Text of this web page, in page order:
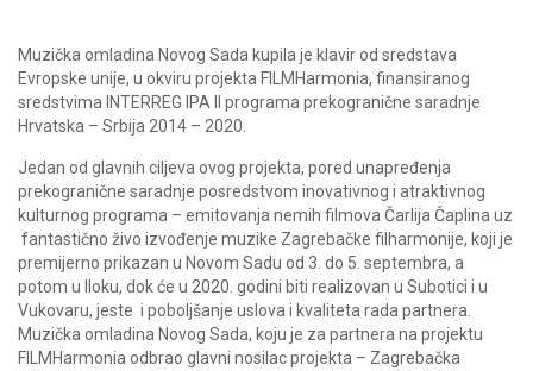
Muzička omladina Novog Sada kupila je klavir od sredstava
Evropske unije, u okviru projekta FILMHarmonia, finansiranog
sredstvima INTERREG IPA II programa prekogranične saradnje
Hrvatska – Srbija 2014 – 2020.
Jedan od glavnih ciljeva ovog projekta, pored unapređenja
prekogranične saradnje posredstvom inovativnog i atraktivnog
kulturnog programa – emitovanja nemih filmova Čarlija Čaplina uz
fantastično živo izvođenje muzike Zagrebačke filharmonije, koji je
premijerno prikazan u Novom Sadu od 3. do 5. septembra, a
potom u Iloku, dok će u 2020. godini biti realizovan u Subotici i u
Vukovaru, jeste i poboljšanje uslova i kvaliteta rada partnera.
Muzička omladina Novog Sada, koju je za partnera na projektu
FILMHarmonia odbrao glavni nosilac projekta – Zagrebačka